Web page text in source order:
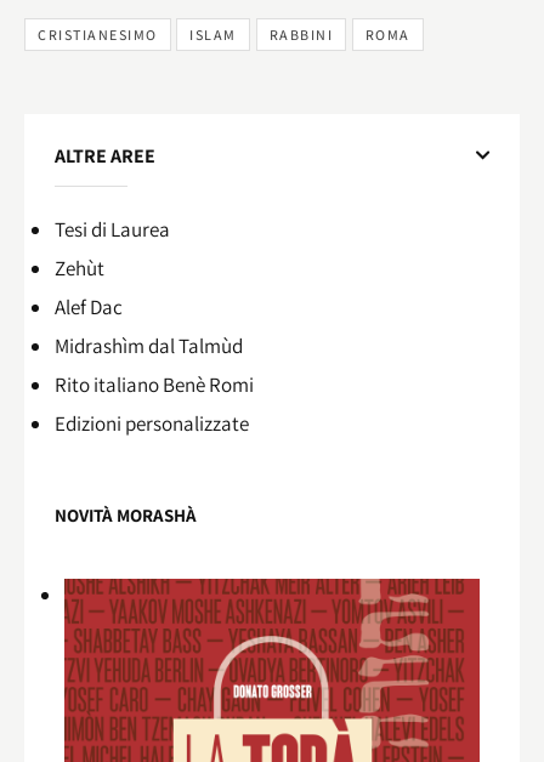
CRISTIANESIMO ISLAM RABBINI ROMA
ALTRE AREE
Tesi di Laurea
Zehùt
Alef Dac
Midrashìm dal Talmùd
Rito italiano Benè Romi​
Edizioni personalizzate
NOVITÀ MORASHÀ